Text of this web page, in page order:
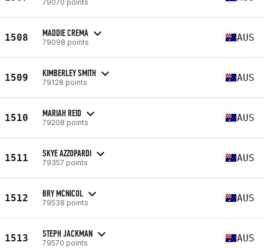
79070 points
1508 MADDIE CREMA
79098 points AUS
1509 KIMBERLEY SMITH
79128 points AUS
1510 MARIAH REID
79208 points AUS
1511 SKYE AZZOPARDI
79357 points AUS
1512 BRY MCNICOL
79538 points AUS
1513 STEPH JACKMAN
79570 points AUS